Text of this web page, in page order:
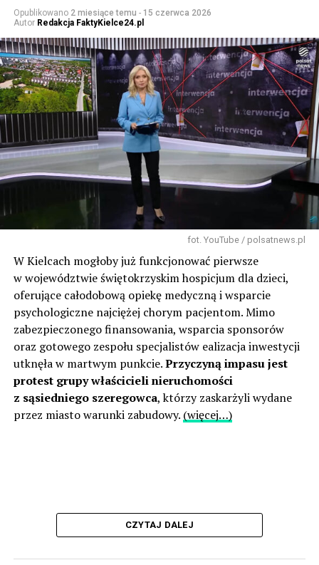
Opublikowano 2 miesiące temu - 15 czerwca 2026
Autor Redakcja FaktyKielce24.pl
fot. YouTube / polsatnews.pl
W Kielcach mogłoby już funkcjonować pierwsze
w województwie świętokrzyskim hospicjum dla dzieci,
oferujące całodobową opiekę medyczną i wsparcie
psychologiczne najciężej chorym pacjentom. Mimo
zabezpieczonego finansowania, wsparcia sponsorów
oraz gotowego zespołu specjalistów ealizacja inwestycji
utknęła w martwym punkcie.Przyczyną impasu jest
protest grupy właścicieli nieruchomości
z sąsiedniego szeregowca, którzy zaskarżyli wydane
przez miasto warunki zabudowy. (więcej…)
CZYTAJ DALEJ